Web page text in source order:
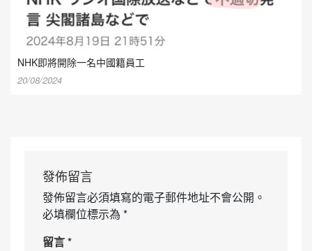
NHK即將開除一名中國籍員工
20/08/2024
發佈留言
發佈留言必須填寫的電子郵件地址不會公開。
必填欄位標示為 *
留言*